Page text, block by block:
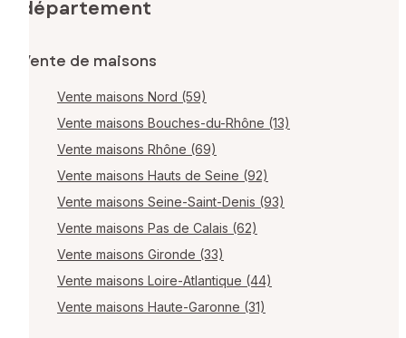
département
Vente de maisons
Vente maisons Nord (59)
Vente maisons Bouches-du-Rhône (13)
Vente maisons Rhône (69)
Vente maisons Hauts de Seine (92)
Vente maisons Seine-Saint-Denis (93)
Vente maisons Pas de Calais (62)
Vente maisons Gironde (33)
Vente maisons Loire-Atlantique (44)
Vente maisons Haute-Garonne (31)